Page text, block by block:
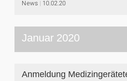
News 10.02.20
Januar 2020
Anmeldung